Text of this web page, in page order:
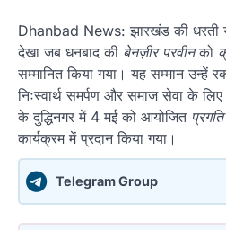
Dhanbad News: झारखंड की धरती
देखा जब धनबाद की बेनज़ीर परवीनको
सम्मानित किया गया। यह सम्मान उन्हें
निःस्वार्थ समर्पण और समाज सेवा के
के दुद्धिनगर में 4 मई को आयोजित
कार्यक्रम में प्रदान किया गया।
Telegram Group